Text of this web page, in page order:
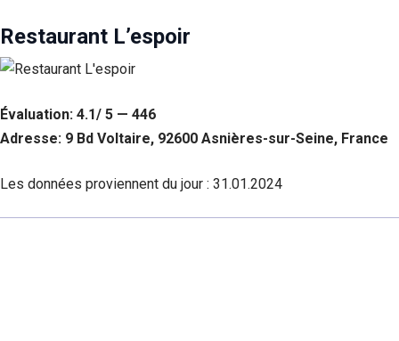
Restaurant L’espoir
Évaluation: 4.1/ 5 — 446
Adresse: 9 Bd Voltaire, 92600 Asnières-sur-Seine, France
Les données proviennent du jour : 31.01.2024